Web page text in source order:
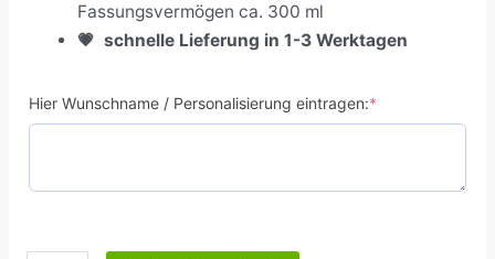
Fassungsvermögen ca. 300 ml
💗schnelle Lieferung in 1-3 Werktagen
Hier Wunschname / Personalisierung eintragen:*